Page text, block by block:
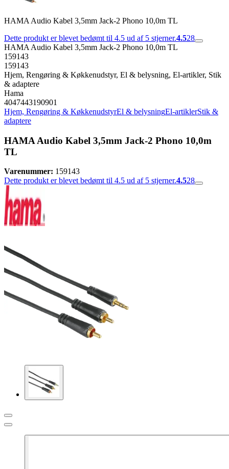
HAMA Audio Kabel 3,5mm Jack-2 Phono 10,0m TL
Dette produkt er blevet bedømt til 4.5 ud af 5 stjerner.4.528
HAMA Audio Kabel 3,5mm Jack-2 Phono 10,0m TL
159143
159143
Hjem, Rengøring & Køkkenudstyr, El & belysning, El-artikler, Stik
& adaptere
Hama
4047443190901
Hjem, Rengøring & KøkkenudstyrEl & belysningEl-artiklerStik &
adaptere
HAMA Audio Kabel 3,5mm Jack-2 Phono 10,0m
TL
Varenummer: 159143
Dette produkt er blevet bedømt til 4.5 ud af 5 stjerner.4.528